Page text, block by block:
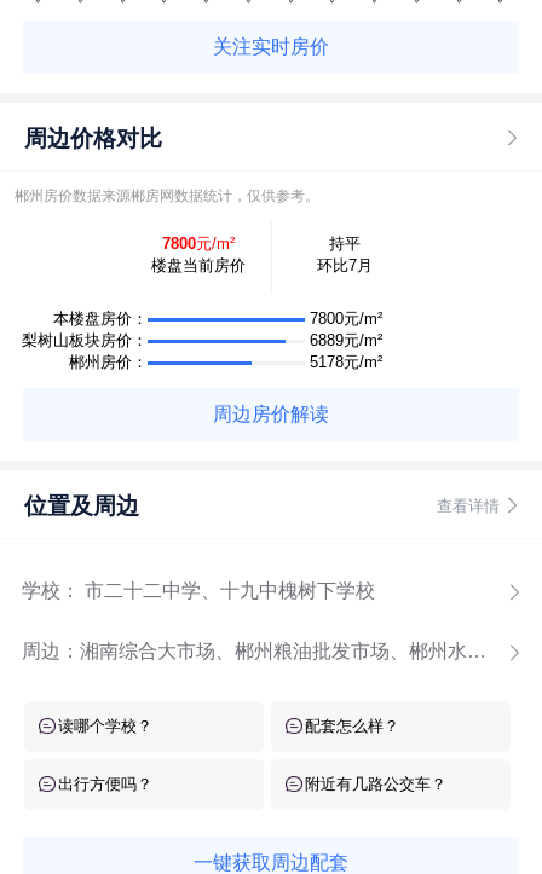
关注实时房价
周边价格对比
郴州房价数据来源郴房网数据统计，仅供参考。
7800元/m²
楼盘当前房价
持平
环比7月
本楼盘房价：
7800元/m²
梨树山板块房价：
6889元/m²
郴州房价：
5178元/m²
周边房价解读
位置及周边 查看详情
学校： 市二十二中学、十九中槐树下学校
周边： 湘南综合大市场、郴州粮油批发市场、郴州水果批发市场、中国农业批发市场
读哪个学校？ 配套怎么样？
出行方便吗？ 附近有几路公交车？
一键获取周边配套